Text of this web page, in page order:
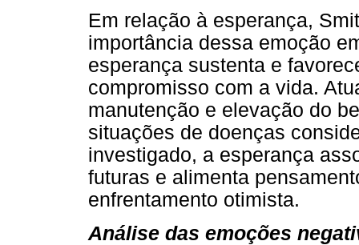
Em relação à esperança,
importância dessa emoção
esperança sustenta e
compromisso com a vida.
manutenção e elevação do
situações de doenças
investigado, a esperança
futuras e alimenta
enfrentamento otimista.
Análise das emoções